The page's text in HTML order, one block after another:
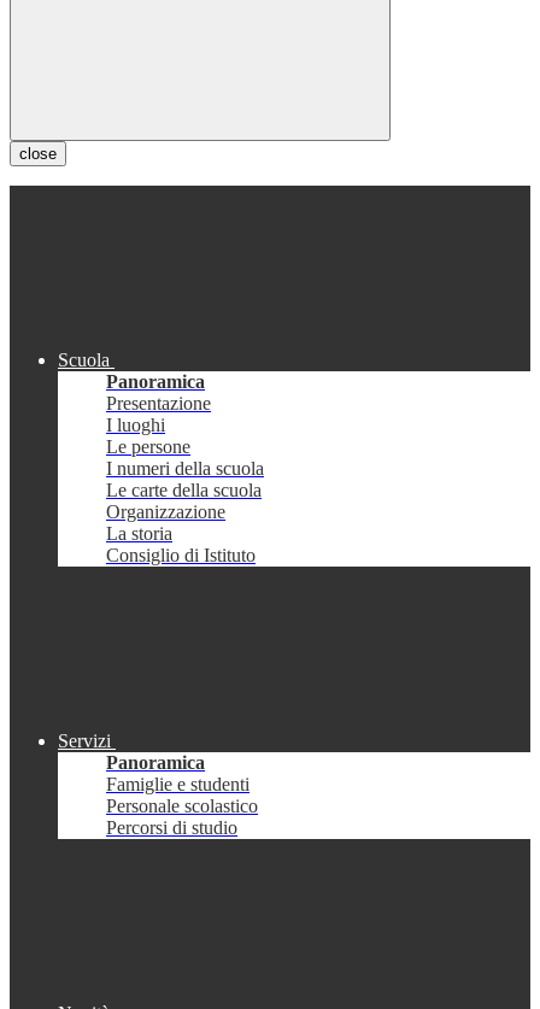
close
Scuola
Panoramica
Presentazione
I luoghi
Le persone
I numeri della scuola
Le carte della scuola
Organizzazione
La storia
Consiglio di Istituto
Servizi
Panoramica
Famiglie e studenti
Personale scolastico
Percorsi di studio